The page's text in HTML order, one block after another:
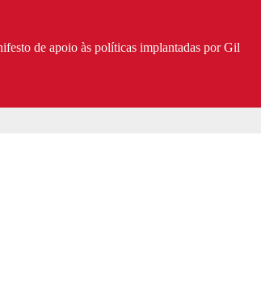
de apoio às políticas implantadas por Gil